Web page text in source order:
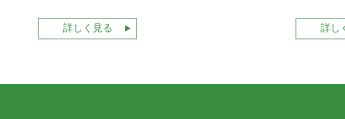
詳しく見る 詳し